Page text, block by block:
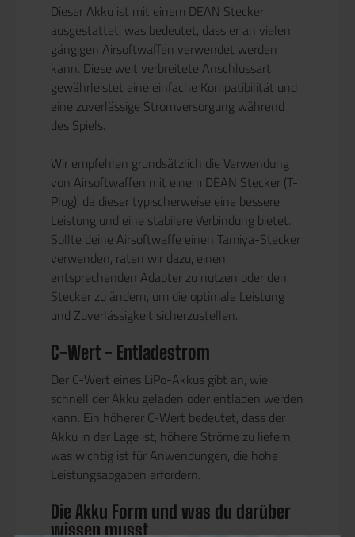
Dieser Akku ist mit einem DEAN Stecker
ausgestattet, was bedeutet, dass er an vielen
gängigen Airsoftwaffen verwendet werden
kann. Diese weit verbreitete Anschlussart
gewährleistet eine einfache Kompatibilität und
eine zuverlässige Stromversorgung während
des Spiels.
Wir empfehlen grundsätzlich die Verwendung
von Airsoftwaffen mit einem DEAN Stecker (T-
Plug), da dieser typischerweise eine bessere
Leistung und eine stabilere Verbindung bietet.
Sollte deine Airsoftwaffe einen Tamiya-Stecker
verwenden, raten wir dazu, einen
entsprechenden Adapter zu nutzen oder den
Stecker zu ändern, um die optimale Leistung
und Zuverlässigkeit sicherzustellen.
C-Wert - Entladestrom
Der C-Wert eines LiPo-Akkus gibt an, wie
schnell der Akku geladen oder entladen werden
kann. Ein höherer C-Wert bedeutet, dass der
Akku in der Lage ist, höhere Ströme zu liefern,
was wichtig ist für Anwendungen, die hohe
Leistungsabgaben erfordern.
Die Akku Form und was du darüber
wissen musst